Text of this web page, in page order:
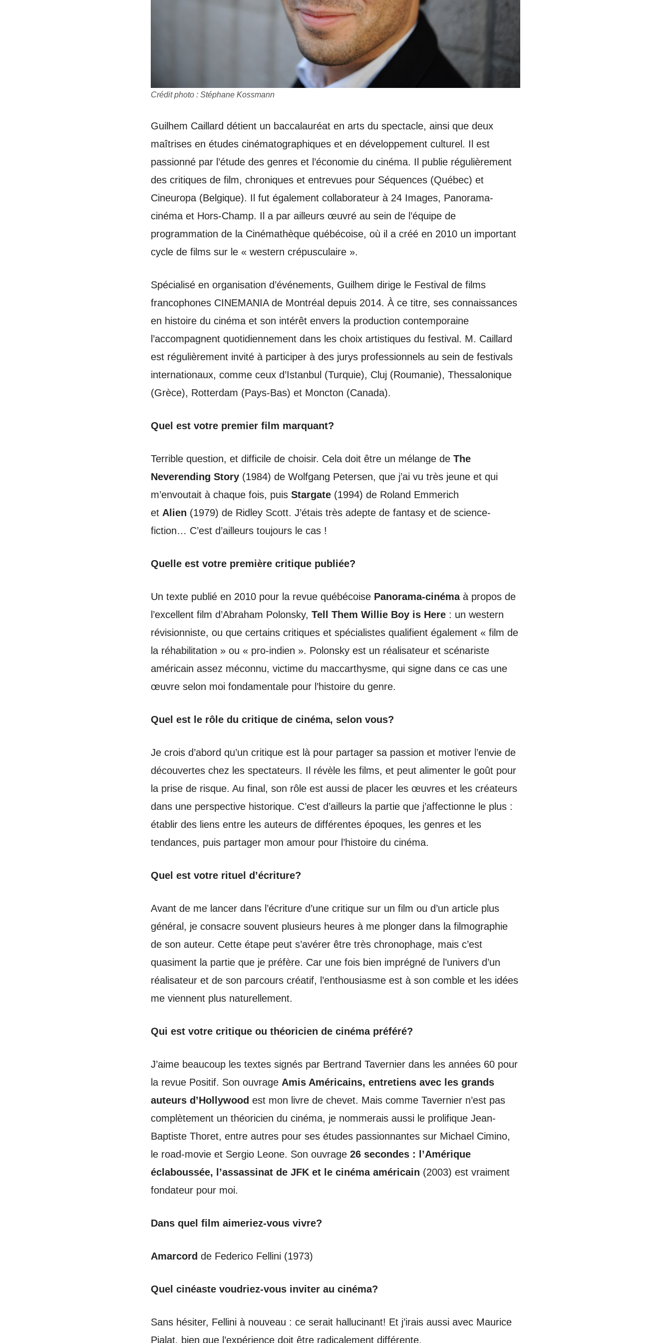
Crédit photo : Stéphane Kossmann
Guilhem Caillard détient un baccalauréat en arts du spectacle, ainsi que deux
maîtrises en études cinématographiques et en développement culturel. Il est
passionné par l’étude des genres et l’économie du cinéma. Il publie régulièrement
des critiques de film, chroniques et entrevues pour Séquences (Québec) et
Cineuropa (Belgique). Il fut également collaborateur à 24 Images, Panorama-
cinéma et Hors-Champ. Il a par ailleurs œuvré au sein de l’équipe de
programmation de la Cinémathèque québécoise, où il a créé en 2010 un important
cycle de films sur le « western crépusculaire ».
Spécialisé en organisation d’événements, Guilhem dirige le Festival de films
francophones CINEMANIA de Montréal depuis 2014. À ce titre, ses connaissances
en histoire du cinéma et son intérêt envers la production contemporaine
l’accompagnent quotidiennement dans les choix artistiques du festival. M. Caillard
est régulièrement invité à participer à des jurys professionnels au sein de festivals
internationaux, comme ceux d’Istanbul (Turquie), Cluj (Roumanie), Thessalonique
(Grèce), Rotterdam (Pays-Bas) et Moncton (Canada).
Quel est votre premier film marquant?
Terrible question, et difficile de choisir. Cela doit être un mélange de The
Neverending Story (1984) de Wolfgang Petersen, que j’ai vu très jeune et qui
m’envoutait à chaque fois, puis Stargate (1994) de Roland Emmerich
et Alien (1979) de Ridley Scott. J’étais très adepte de fantasy et de science-
fiction… C’est d’ailleurs toujours le cas !
Quelle est votre première critique publiée?
Un texte publié en 2010 pour la revue québécoise Panorama-cinémaà propos de
l’excellent film d’Abraham Polonsky, Tell Them Willie Boy is Here : un western
révisionniste, ou que certains critiques et spécialistes qualifient également « film de
la réhabilitation » ou « pro-indien ». Polonsky est un réalisateur et scénariste
américain assez méconnu, victime du maccarthysme, qui signe dans ce cas une
œuvre selon moi fondamentale pour l’histoire du genre.
Quel est le rôle du critique de cinéma, selon vous?
Je crois d’abord qu’un critique est là pour partager sa passion et motiver l’envie de
découvertes chez les spectateurs. Il révèle les films, et peut alimenter le goût pour
la prise de risque. Au final, son rôle est aussi de placer les œuvres et les créateurs
dans une perspective historique. C’est d’ailleurs la partie que j’affectionne le plus :
établir des liens entre les auteurs de différentes époques, les genres et les
tendances, puis partager mon amour pour l’histoire du cinéma.
Quel est votre rituel d’écriture?
Avant de me lancer dans l’écriture d’une critique sur un film ou d’un article plus
général, je consacre souvent plusieurs heures à me plonger dans la filmographie
de son auteur. Cette étape peut s’avérer être très chronophage, mais c’est
quasiment la partie que je préfère. Car une fois bien imprégné de l’univers d’un
réalisateur et de son parcours créatif, l’enthousiasme est à son comble et les idées
me viennent plus naturellement.
Qui est votre critique ou théoricien de cinéma préféré?
J’aime beaucoup les textes signés par Bertrand Tavernier dans les années 60 pour
la revue Positif. Son ouvrage Amis Américains, entretiens avec les grands
auteurs d’Hollywood est mon livre de chevet. Mais comme Tavernier n’est pas
complètement un théoricien du cinéma, je nommerais aussi le prolifique Jean-
Baptiste Thoret, entre autres pour ses études passionnantes sur Michael Cimino,
le road-movie et Sergio Leone. Son ouvrage 26 secondes : l’Amérique
éclaboussée, l’assassinat de JFK et le cinéma américain (2003) est vraiment
fondateur pour moi.
Dans quel film aimeriez-vous vivre?
Amarcord de Federico Fellini (1973)
Quel cinéaste voudriez-vous inviter au cinéma?
Sans hésiter, Fellini à nouveau : ce serait hallucinant! Et j’irais aussi avec Maurice
Pialat, bien que l’expérience doit être radicalement différente.